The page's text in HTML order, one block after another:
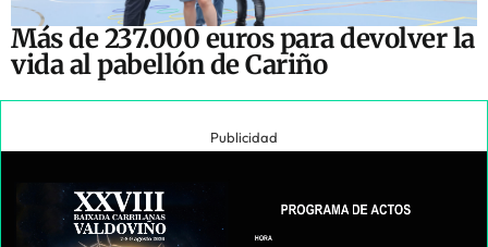
Más de 237.000 euros para devolver la
vida al pabellón de Cariño
Publicidad